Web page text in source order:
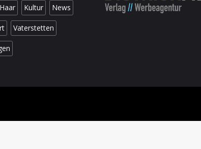
Haar Kultur News
Vaterstetten